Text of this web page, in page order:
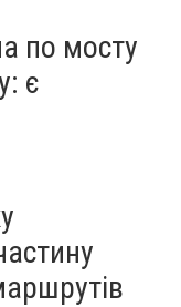
по мосту
є